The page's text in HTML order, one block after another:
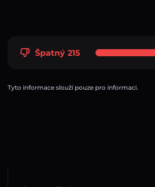
Špatný 215
Tyto informace slouží pouze pro informaci.